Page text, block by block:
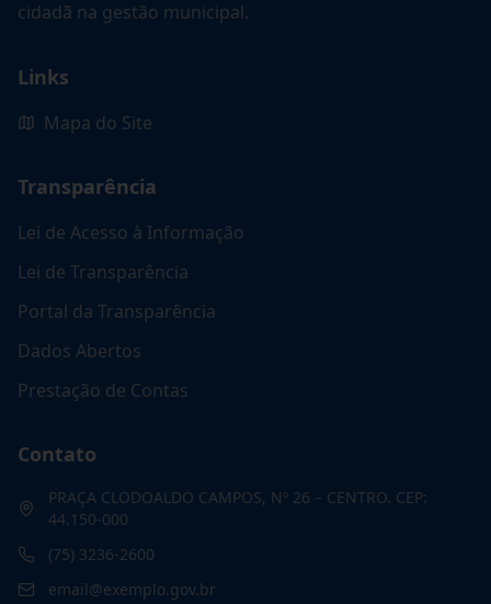
cidadã na gestão municipal.
Links
Mapa do Site
Transparência
Lei de Acesso à Informação
Lei de Transparência
Portal da Transparência
Dados Abertos
Prestação de Contas
Contato
PRAÇA CLODOALDO CAMPOS, Nº 26 – CENTRO. CEP:
44.150-000
(75) 3236-2600
email@exemplo.gov.br